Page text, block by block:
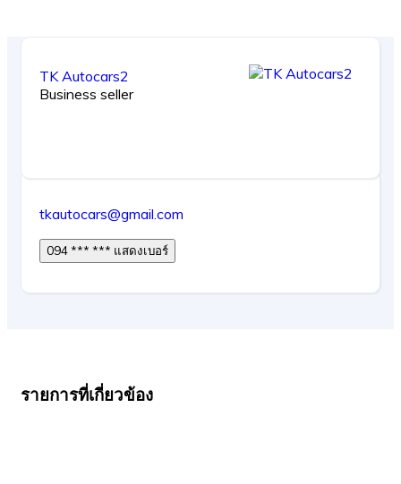
TK Autocars2
Business seller
tkautocars@gmail.com
094 *** *** แสดงเบอร์
รายการที่เกี่ยวข้อง